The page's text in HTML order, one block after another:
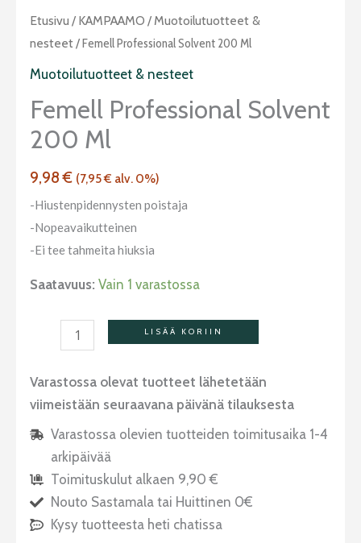
Etusivu / KAMPAAMO /Muotoilutuotteet &
nesteet/ Femell Professional Solvent 200 Ml
Muotoilutuotteet & nesteet
Femell Professional Solvent
200 Ml
9,98€ (7,95€ alv. 0%)
-Hiustenpidennysten poistaja
-Nopeavaikutteinen
-Ei tee tahmeita hiuksia
Saatavuus: Vain 1 varastossa
Femell
Professional
Solvent
ml
määrä
LISÄÄ KORIIN
Varastossa olevat tuotteet lähetetään
viimeistään seuraavana päivänä tilauksesta
Varastossa olevien tuotteiden toimitusaika 1-4
arkipäivää
Toimituskulut alkaen 9,90 €
Nouto Sastamala tai Huittinen 0€
Kysy tuotteesta heti chatissa